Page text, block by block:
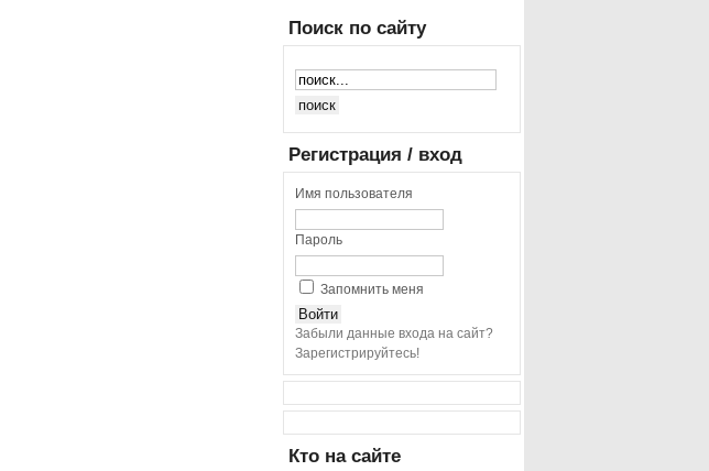
Поиск по сайту
Регистрация / вход
Имя пользователя
Пароль
Запомнить меня
Забыли данные входа на сайт?
Зарегистрируйтесь!
Кто на сайте